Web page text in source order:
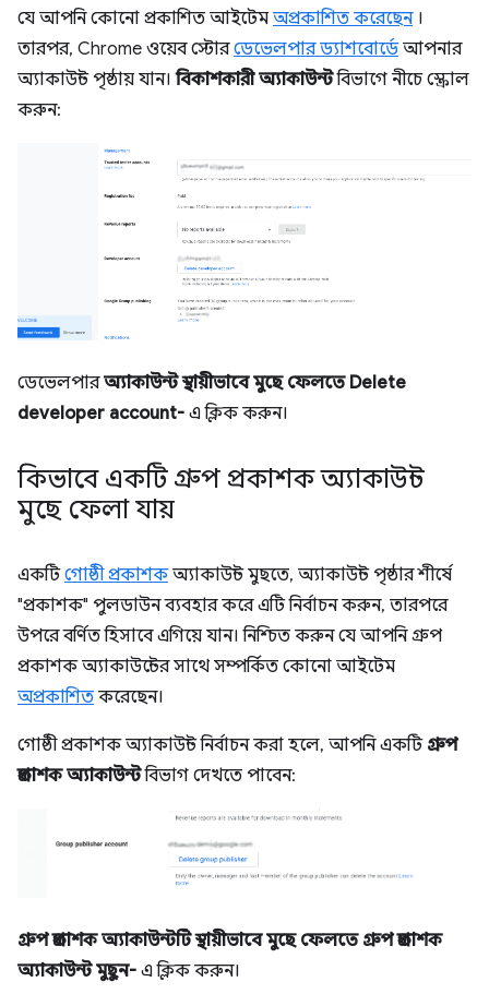
যে আপনি কোনো প্রকাশিত আইটেম অপ্রকাশিত করেছেন।
তারপর, Chrome ওয়েব স্টোরডেভেলপার ড্যাশবোর্ডেআপনার
অ্যাকাউন্ট পৃষ্ঠায় যান।বিকাশকারী অ্যাকাউন্টবিভাগে নীচে স্ক্রোল
করুন:
ডেভেলপারঅ্যাকাউন্ট স্থায়ীভাবে মুছে ফেলতে Delete
developer account- এ ক্লিক করুন।
কিভাবে একটি গ্রুপ প্রকাশক অ্যাকাউন্ট
মুছে ফেলা যায়
একটিগোষ্ঠী প্রকাশকঅ্যাকাউন্ট মুছতে, অ্যাকাউন্ট পৃষ্ঠার শীর্ষে
"প্রকাশক" পুলডাউন ব্যবহার করে এটি নির্বাচন করুন, তারপরে
উপরে বর্ণিত হিসাবে এগিয়ে যান। নিশ্চিত করুন যে আপনি গ্রুপ
প্রকাশক অ্যাকাউন্টের সাথে সম্পর্কিত কোনো আইটেম
অপ্রকাশিত করেছেন।
গোষ্ঠী প্রকাশক অ্যাকাউন্ট নির্বাচন করা হলে, আপনি একটি গ্রুপ
প্রকাশক অ্যাকাউন্টবিভাগ দেখতে পাবেন:
গ্রুপ প্রকাশক অ্যাকাউন্টটি স্থায়ীভাবে মুছে ফেলতে গ্রুপ প্রকাশক
অ্যাকাউন্ট মুছুন- এ ক্লিক করুন।